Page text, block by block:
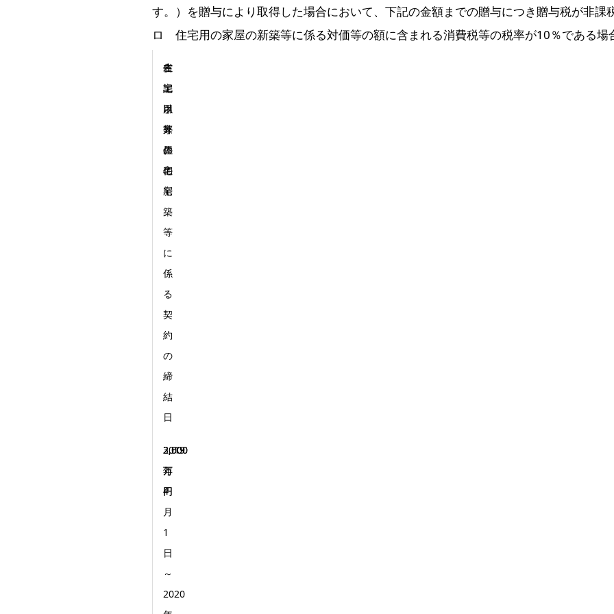
す。）を贈与により取得した場合において、下記の金額までの贈与につき贈与税が非課
ロ 住宅用の家屋の新築等に係る対価等の額に含まれる消費税等の税率が10％である場
住
宅
用
家
屋
の
新
築
等
に
係
る
契
約
の
締
結
日
省
エ
ネ
等
住
宅
左
記
以
外
の
住
宅
2019
年
4
月
1
日
～
2020
3,000
万
円
2,500
万
円